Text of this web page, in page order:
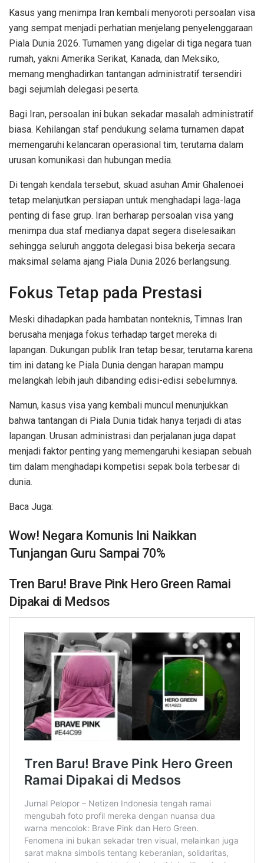
Kasus yang menimpa Iran kembali menyoroti persoalan visa
yang sempat menjadi perhatian menjelang penyelenggaraan
Piala Dunia 2026. Turnamen yang digelar di tiga negara tuan
rumah, yakni Amerika Serikat, Kanada, dan Meksiko,
memang menghadirkan tantangan administratif tersendiri
bagi sejumlah delegasi peserta.
Bagi Iran, persoalan ini bukan sekadar masalah administratif
biasa. Kehilangan staf pendukung selama turnamen dapat
memengaruhi kelancaran operasional tim, terutama dalam
urusan komunikasi dan hubungan media.
Di tengah kendala tersebut, skuad asuhan Amir Ghalenoei
tetap melanjutkan persiapan untuk menghadapi laga-laga
penting di fase grup. Iran berharap persoalan visa yang
menimpa dua staf medianya dapat segera diselesaikan
sehingga seluruh anggota delegasi bisa bekerja secara
maksimal selama ajang Piala Dunia 2026 berlangsung.
Fokus Tetap pada Prestasi
Meski dihadapkan pada hambatan nonteknis, Timnas Iran
berusaha menjaga fokus terhadap target mereka di
lapangan. Dukungan publik Iran tetap besar, terutama karena
tim ini datang ke Piala Dunia dengan harapan mampu
melangkah lebih jauh dibanding edisi-edisi sebelumnya.
Namun, kasus visa yang kembali muncul menunjukkan
bahwa tantangan di Piala Dunia tidak hanya terjadi di atas
lapangan. Urusan administrasi dan perjalanan juga dapat
menjadi faktor penting yang memengaruhi kesiapan sebuah
tim dalam menghadapi kompetisi sepak bola terbesar di
dunia.
Baca Juga:
Wow! Negara Komunis Ini Naikkan
Tunjangan Guru Sampai 70%
Tren Baru! Brave Pink Hero Green Ramai
Dipakai di Medsos